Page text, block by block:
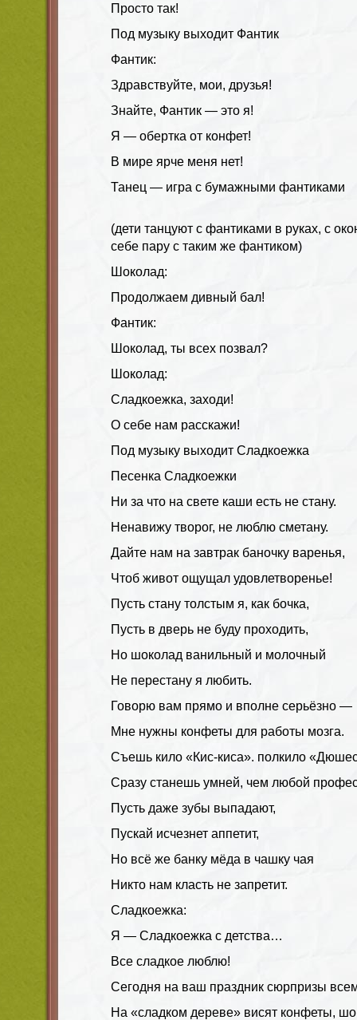
Просто так!
Под музыку выходит Фантик
Фантик:
Здравствуйте, мои, друзья!
Знайте, Фантик — это я!
Я — обертка от конфет!
В мире ярче меня нет!
Танец — игра с бумажными фантиками
(дети танцуют с фантиками в руках, с
себе пару с таким же фантиком)
Шоколад:
Продолжаем дивный бал!
Фантик:
Шоколад, ты всех позвал?
Шоколад:
Сладкоежка, заходи!
О себе нам расскажи!
Под музыку выходит Сладкоежка
Песенка Сладкоежки
Ни за что на свете каши есть не стану.
Ненавижу творог, не люблю сметану.
Дайте нам на завтрак баночку варенья,
Чтоб живот ощущал удовлетворенье!
Пусть стану толстым я, как бочка,
Пусть в дверь не буду проходить,
Но шоколад ванильный и молочный
Не перестану я любить.
Говорю вам прямо и вполне серьёзно —
Мне нужны конфеты для работы мозга.
Съешь кило «Кис-киса». полкило
Сразу станешь умней, чем любой
Пусть даже зубы выпадают,
Пускай исчезнет аппетит,
Но всё же банку мёда в чашку чая
Никто нам класть не запретит.
Сладкоежка:
Я — Сладкоежка с детства…
Все сладкое люблю!
Сегодня на ваш праздник сюрпризы
На «сладком дереве» висят конфеты,